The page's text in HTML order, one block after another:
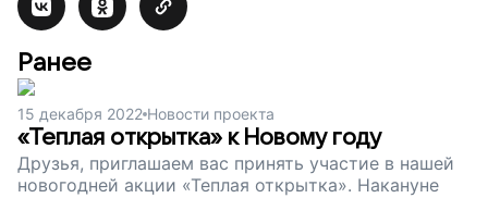
Ранее
15 декабря 2022 Новости проекта
«Теплая открытка» к Новому году
Друзья, приглашаем вас принять участие в нашей
новогодней акции «Теплая открытка». Накануне